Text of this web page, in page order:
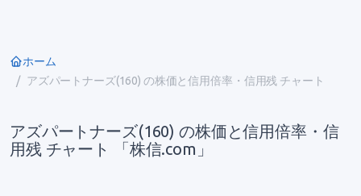
ホーム
アズパートナーズ(160) の株価と信用倍率・信用残 チャート
アズパートナーズ(160) の株価と信用倍率・信
用残 チャート 「株信.com」